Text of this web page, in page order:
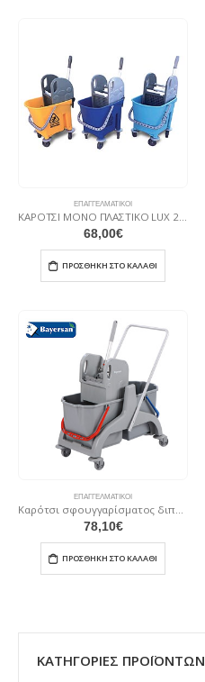
ΕΠΑΓΓΕΛΜΑΤΙΚΟΊ
68,00€
ΠΡΟΣΘΉΚΗ ΣΤΟ ΚΑΛΆΘΙ
ΕΠΑΓΓΕΛΜΑΤΙΚΟΊ
78,10€
ΠΡΟΣΘΉΚΗ ΣΤΟ ΚΑΛΆΘΙ
ΚΑΤΗΓΟΡΊΕΣ ΠΡΟΪΌΝΤΩΝ